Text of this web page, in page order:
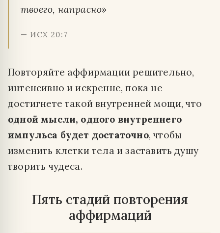
твоего, напрасно»
— ИСХ 20:7
Повторяйте аффирмации решительно,
интенсивно и искренне, пока не
достигнете такой внутренней мощи, что
одной мысли, одного внутреннего
импульса будет достаточно, чтобы
изменить клетки тела и заставить душу
творить чудеса.
Пять стадий повторения
аффирмаций